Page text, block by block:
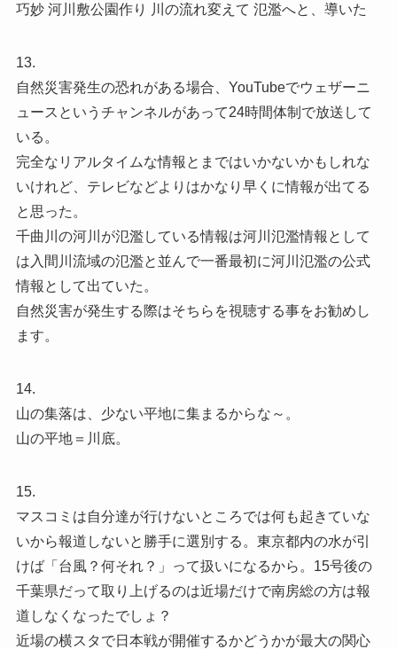
巧妙 河川敷公園作り 川の流れ変えて 氾濫へと、導いた
13.
自然災害発生の恐れがある場合、YouTubeでウェザーニ
ュースというチャンネルがあって24時間体制で放送して
いる。
完全なリアルタイムな情報とまではいかないかもしれな
いけれど、テレビなどよりはかなり早くに情報が出てる
と思った。
千曲川の河川が氾濫している情報は河川氾濫情報として
は入間川流域の氾濫と並んで一番最初に河川氾濫の公式
情報として出ていた。
自然災害が発生する際はそちらを視聴する事をお勧めし
ます。
14.
山の集落は、少ない平地に集まるからな～。
山の平地＝川底。
15.
マスコミは自分達が行けないところでは何も起きていな
いから報道しないと勝手に選別する。東京都内の水が引
けば「台風？何それ？」って扱いになるから。15号後の
千葉県だって取り上げるのは近場だけで南房総の方は報
道しなくなったでしょ？
近場の横スタで日本戦が開催するかどうかが最大の関心